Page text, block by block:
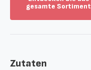
gesamte Sortiment
das
Zutaten